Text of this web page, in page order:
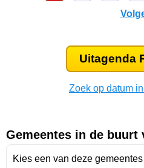
Uitagenda
Zoek op datum
Gemeentes in de buurt
Kies een van deze